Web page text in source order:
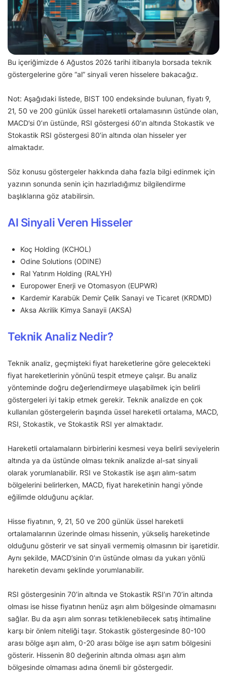
Bu içeriğimizde 6 Ağustos 2026 tarihi itibarıyla borsada teknik
göstergelerine göre “al” sinyali veren hisselere bakacağız.
Not: Aşağıdaki listede, BIST 100 endeksinde bulunan, fiyatı 9,
21, 50 ve 200 günlük üssel hareketli ortalamasının üstünde olan,
MACD’si 0’ın üstünde, RSI göstergesi 60’ın altında Stokastik ve
Stokastik RSI göstergesi 80’in altında olan hisseler yer
almaktadır.
Söz konusu göstergeler hakkında daha fazla bilgi edinmek için
yazının sonunda senin için hazırladığımız bilgilendirme
başlıklarına göz atabilirsin.
Al Sinyali Veren Hisseler
Koç Holding (KCHOL)
Odine Solutions (ODINE)
Ral Yatırım Holding (RALYH)
Europower Enerji ve Otomasyon (EUPWR)
Kardemir Karabük Demir Çelik Sanayi ve Ticaret (KRDMD)
Aksa Akrilik Kimya Sanayii (AKSA)
Teknik Analiz Nedir?
Teknik analiz, geçmişteki fiyat hareketlerine göre gelecekteki
fiyat hareketlerinin yönünü tespit etmeye çalışır. Bu analiz
yönteminde doğru değerlendirmeye ulaşabilmek için belirli
göstergeleri iyi takip etmek gerekir. Teknik analizde en çok
kullanılan göstergelerin başında üssel hareketli ortalama, MACD,
RSI, Stokastik, ve Stokastik RSI yer almaktadır.
Hareketli ortalamaların birbirlerini kesmesi veya belirli seviyelerin
altında ya da üstünde olması teknik analizde al-sat sinyali
olarak yorumlanabilir. RSI ve Stokastik ise aşırı alım-satım
bölgelerini belirlerken, MACD, fiyat hareketinin hangi yönde
eğilimde olduğunu açıklar.
Hisse fiyatının, 9, 21, 50 ve 200 günlük üssel hareketli
ortalamalarının üzerinde olması hissenin, yükseliş hareketinde
olduğunu gösterir ve sat sinyali vermemiş olmasının bir işaretidir.
Aynı şekilde, MACD’sinin 0’ın üstünde olması da yukarı yönlü
hareketin devamı şeklinde yorumlanabilir.
RSI göstergesinin 70’in altında ve Stokastik RSI’ın 70’in altında
olması ise hisse fiyatının henüz aşırı alım bölgesinde olmamasını
sağlar. Bu da aşırı alım sonrası tetiklenebilecek satış ihtimaline
karşı bir önlem niteliği taşır. Stokastik göstergesinde 80-100
arası bölge aşırı alım, 0-20 arası bölge ise aşırı satım bölgesini
gösterir. Hissenin 80 değerinin altında olması aşırı alım
bölgesinde olmaması adına önemli bir göstergedir.